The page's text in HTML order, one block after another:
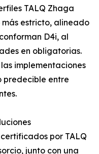
TALQ Zhaga
estricto, alineado
D4i, al
en obligatorias.
implementaciones
predecible entre
por TALQ
junto con una